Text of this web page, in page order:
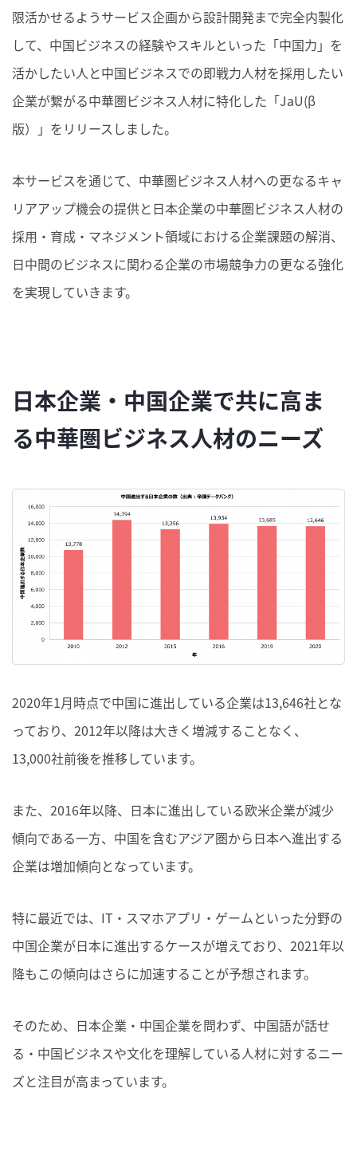
限活かせるようサービス企画から設計開発まで完全内製化
して、中国ビジネスの経験やスキルといった「中国力」を
活かしたい人と中国ビジネスでの即戦力人材を採用したい
企業が繋がる中華圏ビジネス人材に特化した「JaU(β
版）」をリリースしました。
本サービスを通じて、 中華圏ビジネス人材への更なるキャ
リアアップ機会の提供と日本企業の中華圏ビジネス人材の
採用・育成・マネジメント領域における企業課題の解消、
日中間のビジネスに関わる企業の市場競争力の更なる強化
を実現していきます。
日本企業・中国企業で共に高ま
る中華圏ビジネス人材のニーズ
2020年1月時点で中国に進出している企業は13,646社とな
っており、2012年以降は大きく増減することなく、
13,000社前後を推移しています。
また、2016年以降、日本に進出している欧米企業が減少
傾向である一方、中国を含むアジア圏から日本へ進出する
企業は増加傾向となっています。
特に最近では、IT・スマホアプリ・ゲームといった分野の
中国企業が日本に進出するケースが増えており、2021年以
降もこの傾向はさらに加速することが予想されます。
そのため、日本企業・中国企業を問わず、中国語が話せ
る・中国ビジネスや文化を理解している人材に対するニー
ズと注目が高まっています。